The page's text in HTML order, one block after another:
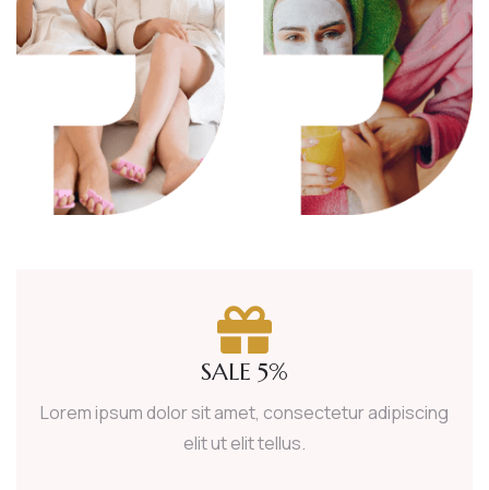
SALE 5%
Lorem ipsum dolor sit amet, consectetur adipiscing
elit ut elit tellus.